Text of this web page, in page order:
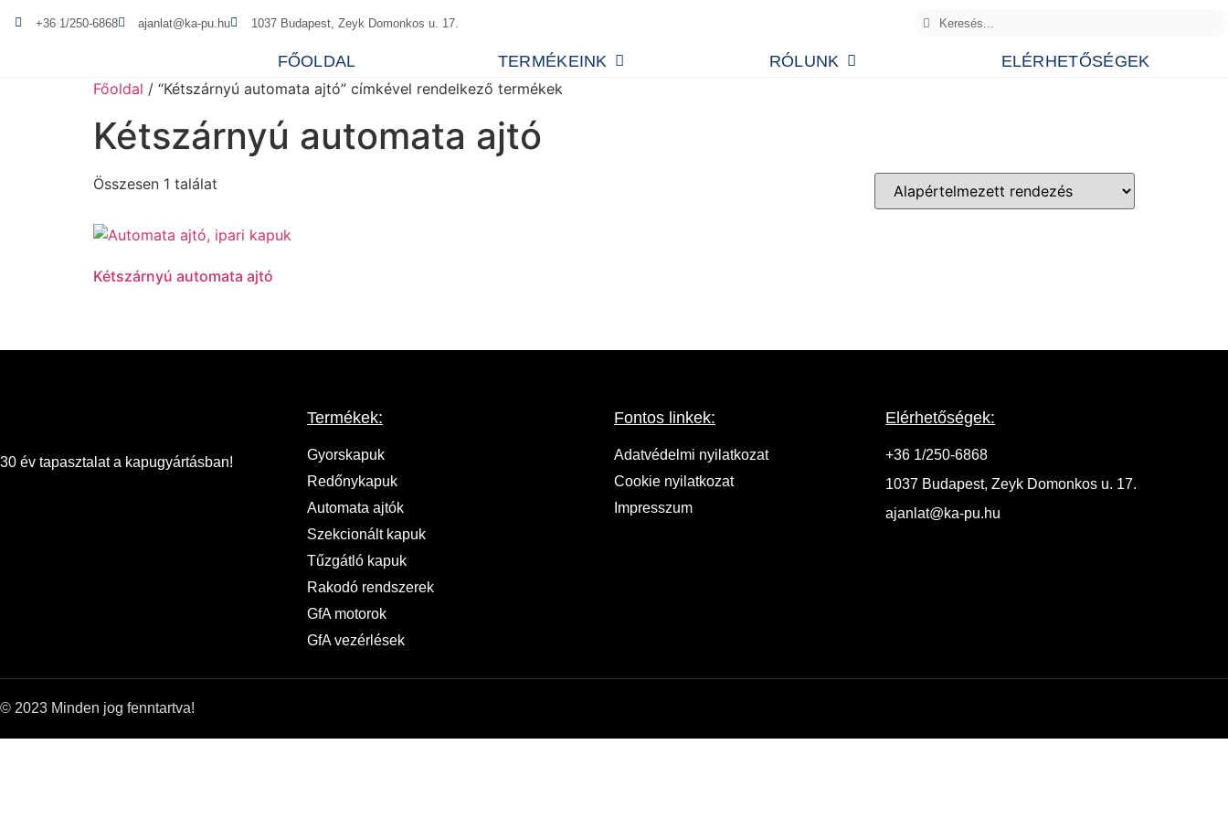
+36 1/250-6868 ajanlat@ka-pu.hu 1037 Budapest, Zeyk Domonkos u. 17.
FŐOLDAL TERMÉKEINK RÓLUNK
ELÉRHETŐSÉGEK
Főoldal / “Kétszárnyú automata ajtó” címkével rendelkező termékek
Kétszárnyú automata ajtó
Összesen 1 találat
Kétszárnyú automata ajtó
30 év tapasztalat a kapugyártásban!
Termékek:
Gyorskapuk
Redőnykapuk
Automata ajtók
Szekcionált kapuk
Tűzgátló kapuk
Rakodó rendszerek
GfA motorok
GfA vezérlések
Fontos linkek:
Adatvédelmi nyilatkozat
Cookie nyilatkozat
Impresszum
Elérhetőségek:
+36 1/250-6868
1037 Budapest, Zeyk Domonkos u. 17.
ajanlat@ka-pu.hu
© 2023 Minden jog fenntartva!